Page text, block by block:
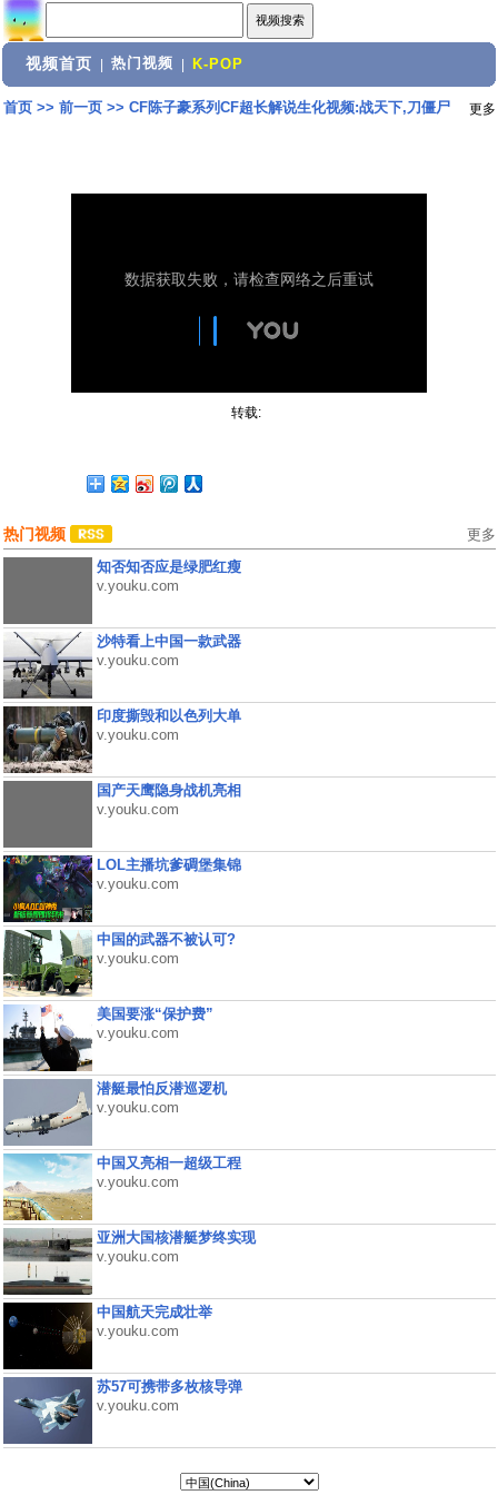
视频首页 热门视频 K-POP
首页>> 前一页>> CF陈子豪系列CF超长解说生化视频:战天下,刀僵尸 更多
转载:
热门视频 更多
知否知否应是绿肥红瘦
v.youku.com
沙特看上中国一款武器
v.youku.com
印度撕毁和以色列大单
v.youku.com
国产天鹰隐身战机亮相
v.youku.com
LOL主播坑爹碉堡集锦
v.youku.com
中国的武器不被认可?
v.youku.com
美国要涨“保护费”
v.youku.com
潜艇最怕反潜巡逻机
v.youku.com
中国又亮相一超级工程
v.youku.com
亚洲大国核潜艇梦终实现
v.youku.com
中国航天完成壮举
v.youku.com
苏57可携带多枚核导弹
v.youku.com